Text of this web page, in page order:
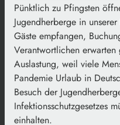
Pünktlich zu Pfingsten
Jugendherberge in
Gäste empfangen,
Verantwortlichen
Auslastung, weil viele
Pandemie Urlaub in
Besuch der
Infektionsschutzgesetzes
einhalten.